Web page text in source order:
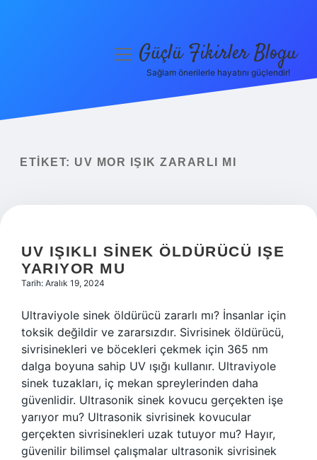
Yasal Uyarı
menüyüGüçlü Fikirler Blogu
Sağlam önerilerle hayatını güçlendir!
ETIKET: UV MOR IŞIK ZARARLI MI
UV IŞIKLI SINEK ÖLDÜRÜCÜ IŞE
YARIYOR MU
Tarih: Aralık 19, 2024
Ultraviyole sinek öldürücü zararlı mı? İnsanlar için
toksik değildir ve zararsızdır. Sivrisinek öldürücü,
sivrisinekleri ve böcekleri çekmek için 365 nm
dalga boyuna sahip UV ışığı kullanır. Ultraviyole
sinek tuzakları, iç mekan spreylerinden daha
güvenlidir. Ultrasonik sinek kovucu gerçekten işe
yarıyor mu? Ultrasonik sivrisinek kovucular
gerçekten sivrisinekleri uzak tutuyor mu? Hayır,
güvenilir bilimsel çalışmalar ultrasonik sivrisinek